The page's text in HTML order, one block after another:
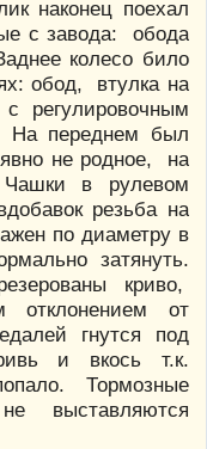
наконец поехал
с завода: обода
колесо било
обод, втулка на
регулировочным
переднем был
не родное, на
Чашки в рулевом
резьба на
по диаметру в
затянуть.
криво,
от
гнутся под
и вкось т.к.
Тормозные
выставляются